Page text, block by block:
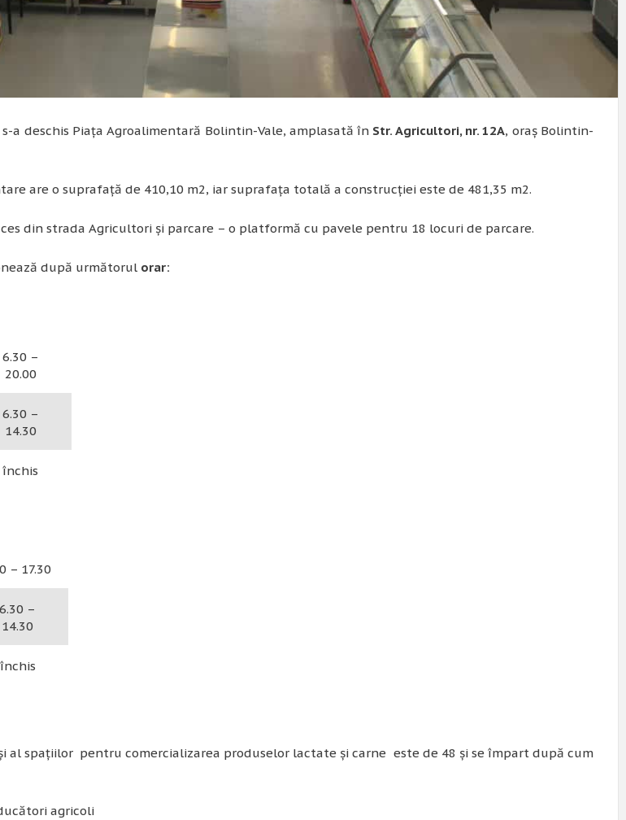
a deschis Piața Agroalimentară Bolintin-Vale, amplasată în Str. Agricultori, nr. 12A, oraș Bolintin-
are o suprafață de 410,10 m2, iar suprafața totală a construcției este de 481,35 m2.
din strada Agricultori și parcare – o platformă cu pavele pentru 18 locuri de parcare.
după următorulorar:
6.30 –
20.00
6.30 –
14.30
închis
– 17.30
6.30 –
14.30
închis
al spațiilor pentru comercializarea produselor lactate și carne este de 48 și se împart după cum
agricoli